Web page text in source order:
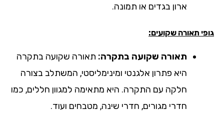
ארון בגדים או תמונה.
תאורה שקועים:
תאורה שקועה בתקרה:תאורה שקועה בתקרה
היא פתרון אלגנטי ומינימליסטי, המשתלב בצורה
חלקה עם התקרה. היא מתאימה למגוון חללים, כמו
חדרי מגורים, חדרי שינה, מטבחים ועוד.